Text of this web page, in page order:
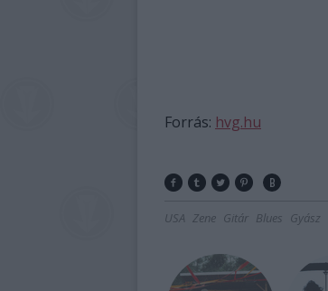
Forrás: hvg.hu
USA Zene Gitár Blues Gyász